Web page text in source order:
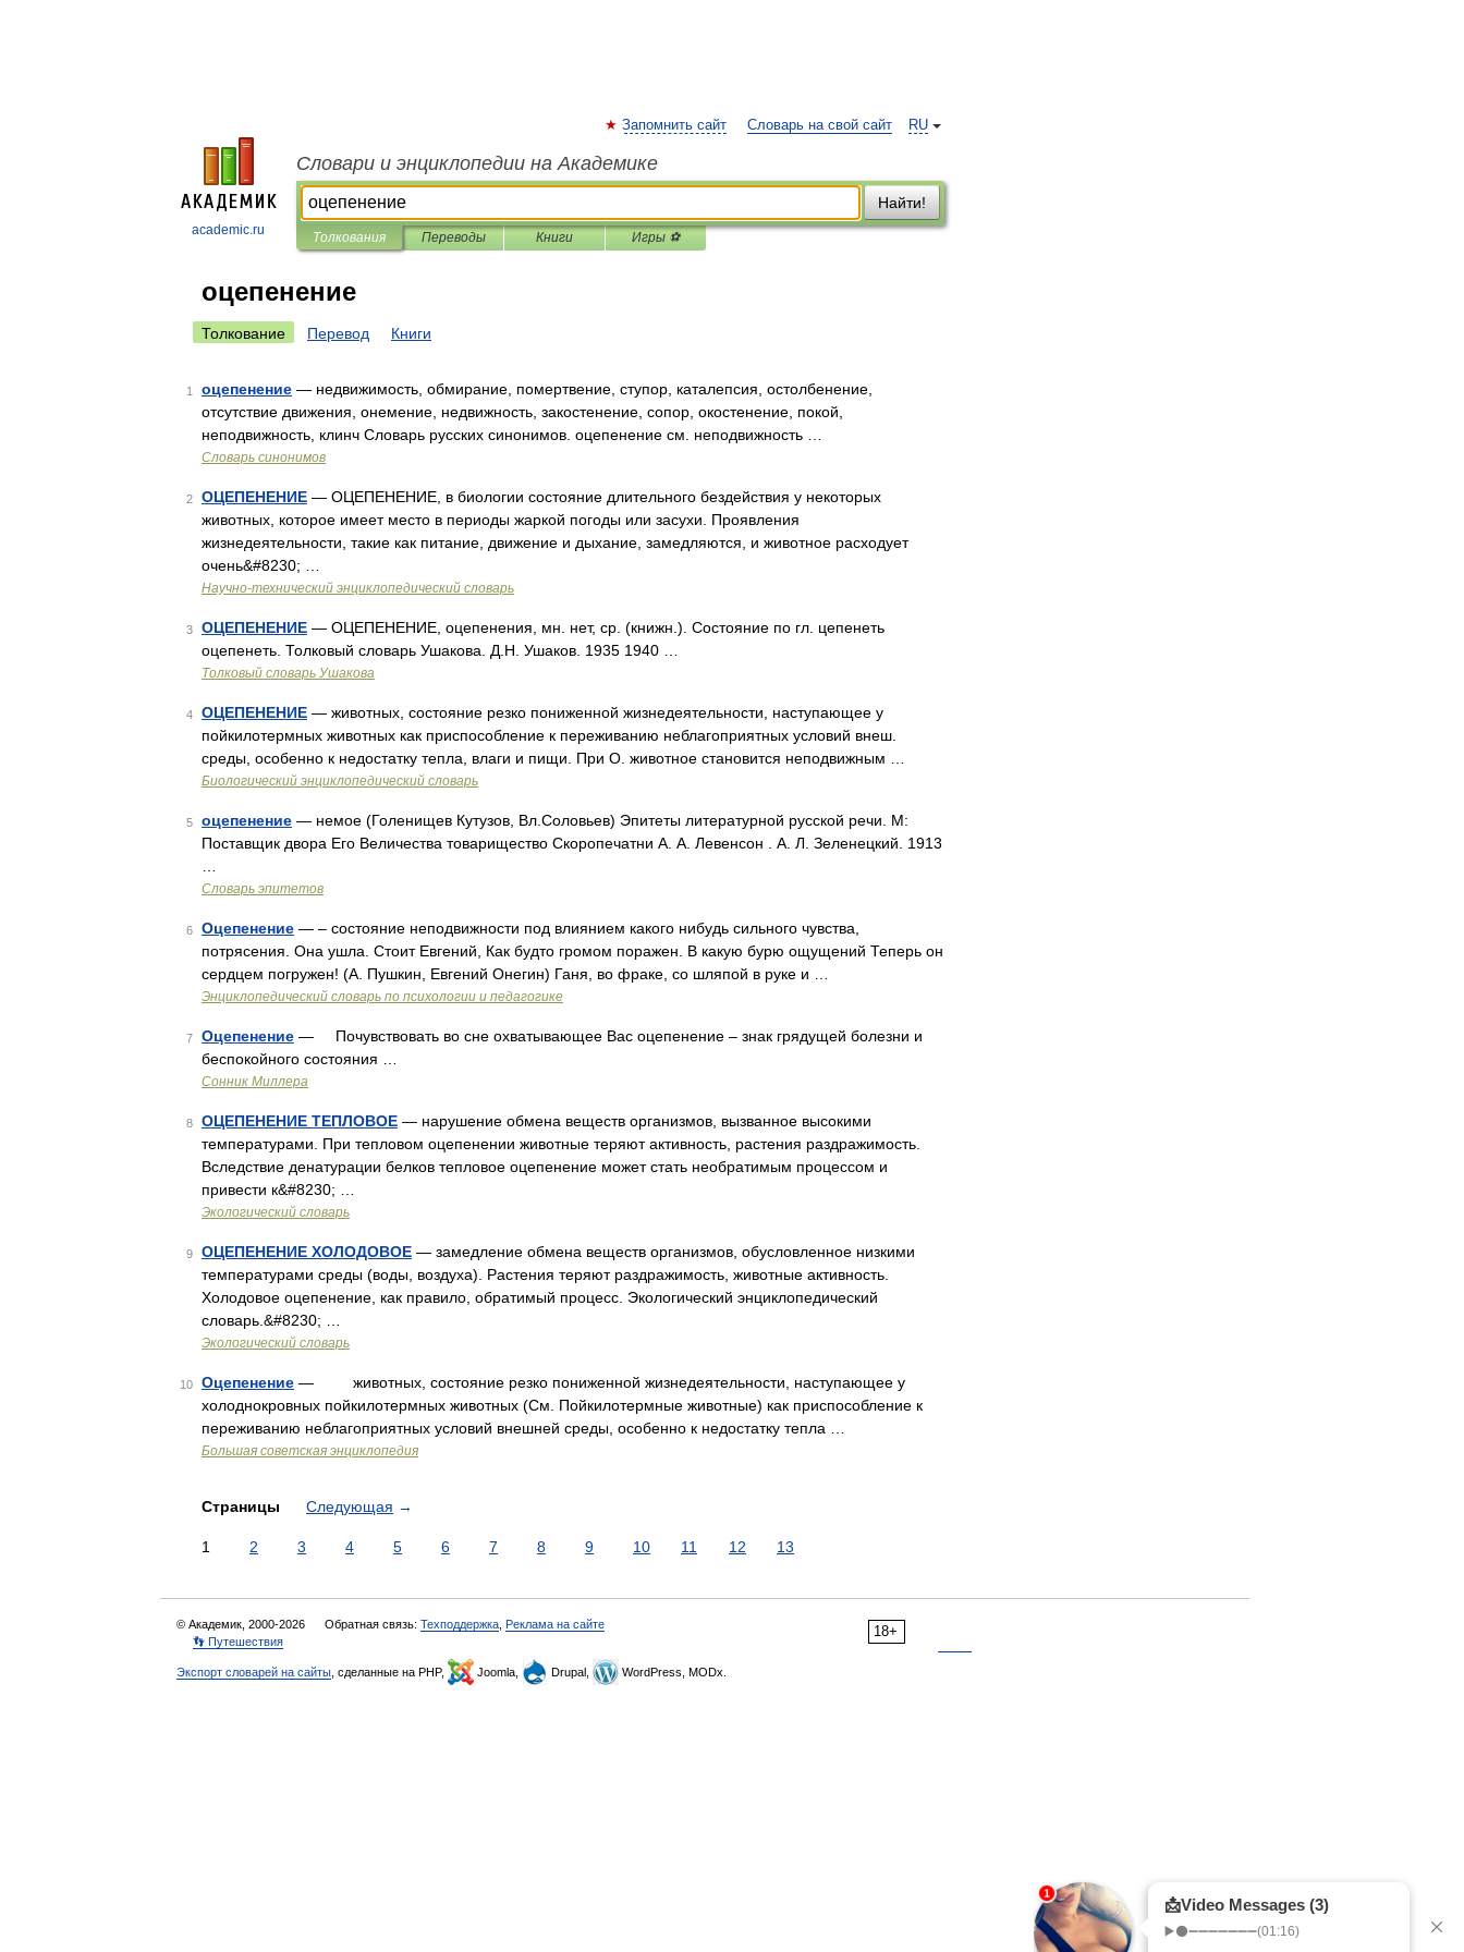
academic.ru
RU
Запомнить сайт Словарь на свой сайт
Словари и энциклопедии на Академике
Найти!
Толкования Переводы Книги Игры ⚽
оцепенение
Толкование Перевод Книги
1 оцепенение — недвижимость, обмирание, помертвение, ступор, каталепсия, остолбенение,
отсутствие движения, онемение, недвижность, закостенение, сопор, окостенение, покой,
неподвижность, клинч Словарь русских синонимов. оцепенение см. неподвижность …
Словарь синонимов
2 ОЦЕПЕНЕНИЕ — ОЦЕПЕНЕНИЕ, в биологии состояние длительного бездействия у некоторых
животных, которое имеет место в периоды жаркой погоды или засухи. Проявления
жизнедеятельности, такие как питание, движение и дыхание, замедляются, и животное расходует
очень&#8230; …
Научно-технический энциклопедический словарь
3 ОЦЕПЕНЕНИЕ — ОЦЕПЕНЕНИЕ, оцепенения, мн. нет, ср. (книжн.). Состояние по гл. цепенеть
оцепенеть. Толковый словарь Ушакова. Д.Н. Ушаков. 1935 1940 …
Толковый словарь Ушакова
4 ОЦЕПЕНЕНИЕ — животных, состояние резко пониженной жизнедеятельности, наступающее у
пойкилотермных животных как приспособление к переживанию неблагоприятных условий внеш.
среды, особенно к недостатку тепла, влаги и пищи. При О. животное становится неподвижным …
Биологический энциклопедический словарь
5 оцепенение — немое (Голенищев Кутузов, Вл.Соловьев) Эпитеты литературной русской речи. М:
Поставщик двора Его Величества товарищество Скоропечатни А. А. Левенсон . А. Л. Зеленецкий. 1913
Словарь эпитетов
6 Оцепенение — – состояние неподвижности под влиянием какого нибудь сильного чувства,
потрясения. Она ушла. Стоит Евгений, Как будто громом поражен. В какую бурю ощущений Теперь он
сердцем погружен! (А. Пушкин, Евгений Онегин) Ганя, во фраке, со шляпой в руке и …
Энциклопедический словарь по психологии и педагогике
7 Оцепенение — Почувствовать во сне охватывающее Вас оцепенение – знак грядущей болезни и
беспокойного состояния …
Сонник Миллера
8 ОЦЕПЕНЕНИЕ ТЕПЛОВОЕ — нарушение обмена веществ организмов, вызванное высокими
температурами. При тепловом оцепенении животные теряют активность, растения раздражимость.
Вследствие денатурации белков тепловое оцепенение может стать необратимым процессом и
привести к&#8230; …
Экологический словарь
9 ОЦЕПЕНЕНИЕ ХОЛОДОВОЕ — замедление обмена веществ организмов, обусловленное низкими
температурами среды (воды, воздуха). Растения теряют раздражимость, животные активность.
Холодовое оцепенение, как правило, обратимый процесс. Экологический энциклопедический
словарь.&#8230; …
Экологический словарь
10 Оцепенение — животных, состояние резко пониженной жизнедеятельности, наступающее у
холоднокровных пойкилотермных животных (См. Пойкилотермные животные) как приспособление к
переживанию неблагоприятных условий внешней среды, особенно к недостатку тепла …
Большая советская энциклопедия
Страницы Следующая →
1 2 3 4 5 6 7 8 9 10 11 12 13
18+
© Академик, 2000-2026 Обратная связь: Техподдержка Реклама на сайте
👣 Путешествия
Экспорт словарей на сайты , сделанные на PHP, Joomla, Drupal, WordPress, MODx.